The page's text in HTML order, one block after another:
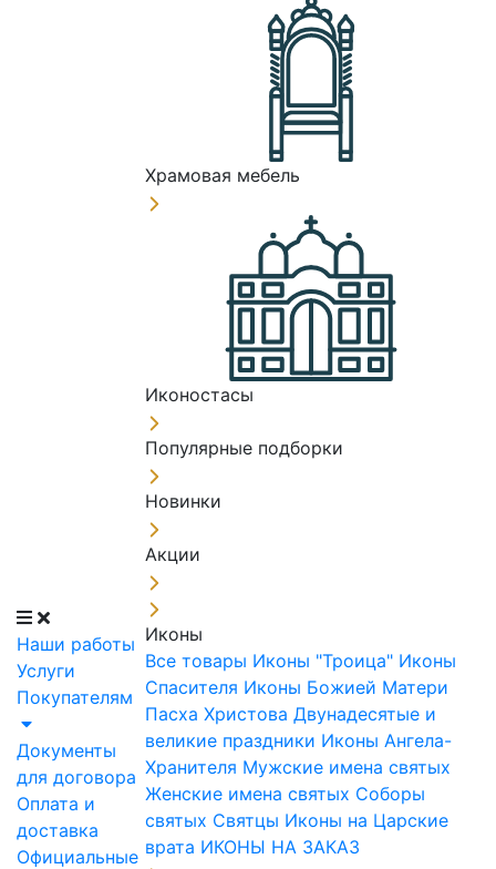
Наши работы
Услуги
Покупателям
Документы
для договора
Оплата и
доставка
Официальные
Храмовая мебель
Иконостасы
Популярные подборки
Новинки
Акции
Иконы
Все товары Иконы "Троица" Иконы
Спасителя Иконы Божией Матери
Пасха Христова Двунадесятые и
великие праздники Иконы Ангела-
Хранителя Мужские имена святых
Женские имена святых Соборы
святых Святцы Иконы на Царские
врата ИКОНЫ НА ЗАКАЗ